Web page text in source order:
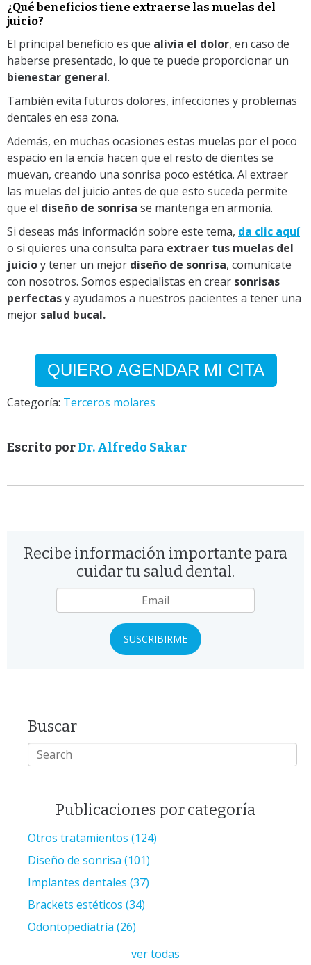
¿Qué beneficios tiene extraerse las muelas del
juicio?
El principal beneficio es que alivia el dolor, en caso de
haberse presentado, lo que te puede proporcionar un
bienestar general.
También evita futuros dolores, infecciones y problemas
dentales en esa zona.
Además, en muchas ocasiones estas muelas por el poco
espacio en la encía hacen que el resto de dientes se
muevan, creando una sonrisa poco estética. Al extraer
las muelas del juicio antes de que esto suceda permite
que el diseño de sonrisa se mantenga en armonía.
Si deseas más información sobre este tema, da clic aquí
o si quieres una consulta para extraer tus muelas del
juicioy tener un mejor diseño de sonrisa, comunícate
con nosotros. Somos especialistas en crear sonrisas
perfectasy ayudamos a nuestros pacientes a tener una
mejor salud bucal.
QUIERO AGENDAR MI CITA
Categoría: Terceros molares
Escrito porDr. Alfredo Sakar
Recibe información importante para
cuidar tu salud dental.
Buscar
Publicaciones por categoría
Otros tratamientos (124)
Diseño de sonrisa (101)
Implantes dentales (37)
Brackets estéticos (34)
Odontopediatría (26)
ver todas